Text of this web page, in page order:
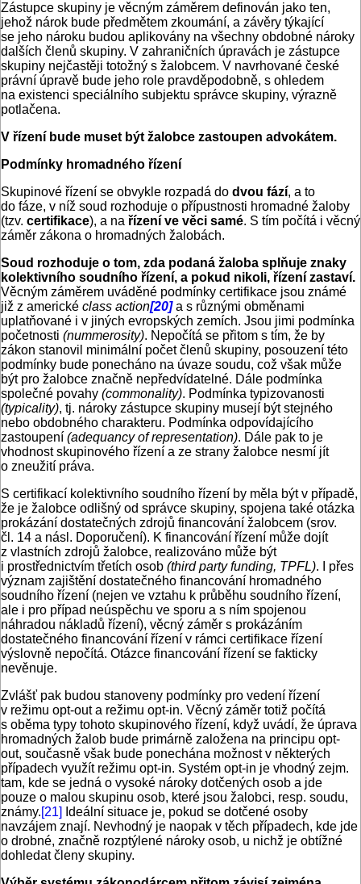
Zástupce skupiny je věcným záměrem definován jako ten,
jehož nárok bude předmětem zkoumání, a závěry týkající
se jeho nároku budou aplikovány na všechny obdobné nároky
dalších členů skupiny. V zahraničních úpravách je zástupce
skupiny nejčastěji totožný s žalobcem. V navrhované české
právní úpravě bude jeho role pravděpodobně, s ohledem
na existenci speciálního subjektu správce skupiny, výrazně
potlačena.
V řízení bude muset být žalobce zastoupen advokátem.
Podmínky hromadného řízení
Skupinové řízení se obvykle rozpadá do dvou fází, a to
do fáze, v níž soud rozhoduje o přípustnosti hromadné žaloby
(tzv. certifikace), a na řízení ve věci samé. S tím počítá i věcný
záměr zákona o hromadných žalobách.
Soud rozhoduje o tom, zda podaná žaloba splňuje znaky
kolektivního soudního řízení, a pokud nikoli, řízení zastaví.
Věcným záměrem uváděné podmínky certifikace jsou známé
již z americké class action[20]a s různými obměnami
uplatňované i v jiných evropských zemích. Jsou jimi podmínka
početnosti (nummerosity). Nepočítá se přitom s tím, že by
zákon stanovil minimální počet členů skupiny, posouzení této
podmínky bude ponecháno na úvaze soudu, což však může
být pro žalobce značně nepředvídatelné. Dále podmínka
společné povahy (commonality). Podmínka typizovanosti
(typicality), tj. nároky zástupce skupiny musejí být stejného
nebo obdobného charakteru. Podmínka odpovídajícího
zastoupení (adequancy of representation). Dále pak to je
vhodnost skupinového řízení a ze strany žalobce nesmí jít
o zneužití práva.
S certifikací kolektivního soudního řízení by měla být v případě,
že je žalobce odlišný od správce skupiny, spojena také otázka
prokázání dostatečných zdrojů financování žalobcem (srov.
čl. 14 a násl. Doporučení). K financování řízení může dojít
z vlastních zdrojů žalobce, realizováno může být
i prostřednictvím třetích osob (third party funding, TPFL). I přes
význam zajištění dostatečného financování hromadného
soudního řízení (nejen ve vztahu k průběhu soudního řízení,
ale i pro případ neúspěchu ve sporu a s ním spojenou
náhradou nákladů řízení), věcný záměr s prokázáním
dostatečného financování řízení v rámci certifikace řízení
výslovně nepočítá. Otázce financování řízení se fakticky
nevěnuje.
Zvlášť pak budou stanoveny podmínky pro vedení řízení
v režimu opt-out a režimu opt-in. Věcný záměr totiž počítá
s oběma typy tohoto skupinového řízení, když uvádí, že úprava
hromadných žalob bude primárně založena na principu opt-
out, současně však bude ponechána možnost v některých
případech využít režimu opt-in. Systém opt-in je vhodný zejm.
tam, kde se jedná o vysoké nároky dotčených osob a jde
pouze o malou skupinu osob, které jsou žalobci, resp. soudu,
známy.[21] Ideální situace je, pokud se dotčené osoby
navzájem znají. Nevhodný je naopak v těch případech, kde jde
o drobné, značně rozptýlené nároky osob, u nichž je obtížné
dohledat členy skupiny.